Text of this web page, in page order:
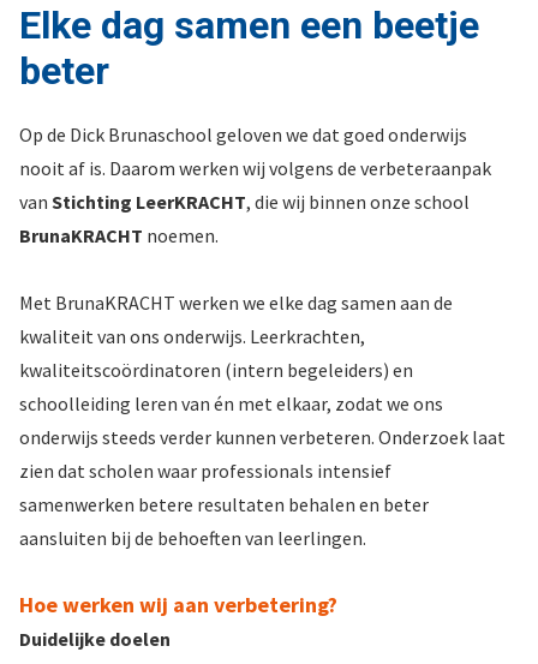
Elke dag samen een beetje
beter
Op de Dick Brunaschool geloven we dat goed onderwijs
nooit af is. Daarom werken wij volgens de verbeteraanpak
van Stichting LeerKRACHT, die wij binnen onze school
BrunaKRACHT noemen.
Met BrunaKRACHT werken we elke dag samen aan de
kwaliteit van ons onderwijs. Leerkrachten,
kwaliteitscoördinatoren (intern begeleiders) en
schoolleiding leren van én met elkaar, zodat we ons
onderwijs steeds verder kunnen verbeteren. Onderzoek laat
zien dat scholen waar professionals intensief
samenwerken betere resultaten behalen en beter
aansluiten bij de behoeften van leerlingen.
Hoe werken wij aan verbetering?
Duidelijke doelen